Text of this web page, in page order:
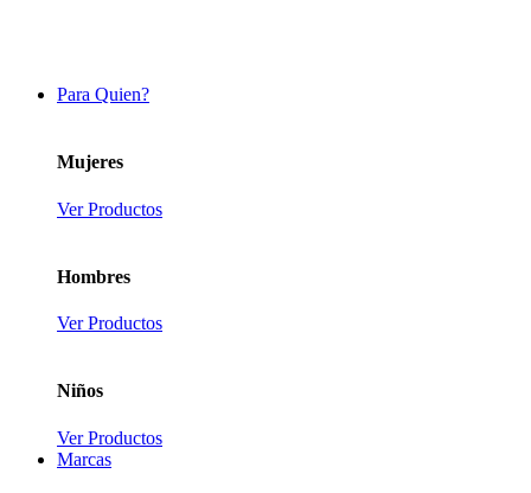
Para Quien?
Mujeres
Ver Productos
Hombres
Ver Productos
Niños
Ver Productos
Marcas